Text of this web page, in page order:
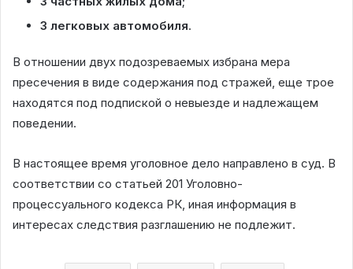
3 легковых автомобиля.
В отношении двух подозреваемых избрана мера
пресечения в виде содержания под стражей, еще трое
находятся под подпиской о невыезде и надлежащем
поведении.
В настоящее время уголовное дело направлено в суд. В
соответствии со статьей 201 Уголовно-
процессуального кодекса РК, иная информация в
интересах следствия разглашению не подлежит.